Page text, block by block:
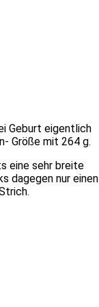
Geburt eigentlich
Größe mit 264 g.
eine sehr breite
dagegen nur einen